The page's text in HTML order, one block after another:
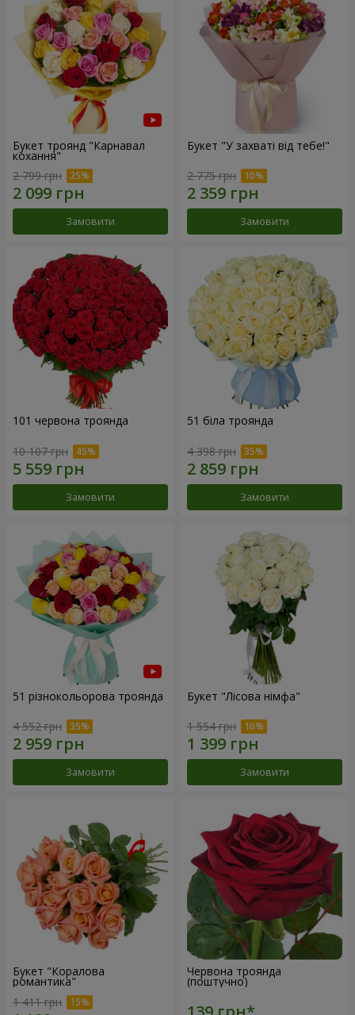
Букет троянд "Карнавал
кохання"
2 799 грн
Замовити
Букет "У захваті від тебе!"
2 775 грн
Замовити
101 червона троянда
10 107 грн
Замовити
51 біла троянда
4 398 грн
Замовити
51 різнокольорова троянда
4 552 грн
Замовити
Букет "Лісова німфа"
1 554 грн
Замовити
Букет "Коралова
романтика"
1 411 грн
Червона троянда
(поштучно)